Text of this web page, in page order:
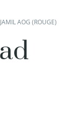
AOG (ROUGE)